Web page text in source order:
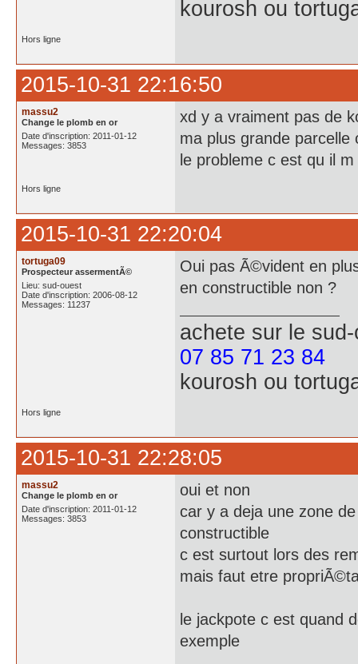
kourosh ou
Hors ligne
2015-10-31 22:16:50
massu2
Change le plomb en or
Date d'inscription: 2011-01-12
Messages: 3853
xd y a vraiment pas de
ma plus grande parcelle
le probleme c est qu il
Hors ligne
2015-10-31 22:20:04
tortuga09
Prospecteur assermentÃ©
Lieu: sud-ouest
Date d'inscription: 2006-08-12
Messages: 11237
Oui pas Ã©vident en
en constructible non ?
achete sur le
07 85 71 23 84
kourosh ou
Hors ligne
2015-10-31 22:28:05
massu2
Change le plomb en or
Date d'inscription: 2011-01-12
Messages: 3853
oui et non
car y a deja une zone
constructible
c est surtout lors des
mais faut etre
le jackpote c est quand
exemple